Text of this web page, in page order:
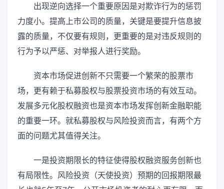
出现逆向选择一个重要原因是对欺诈行为的惩罚
力度小。提高上市公司的质量，关键是要提升信息披
露的质量，不仅要有规则，更重要的是对违反规则的
行为予以严惩、对举报人进行奖励。
资本市场促进创新不只需要一个繁荣的股票市
场，更有赖于私募股权与股票投资市场的有效互动。
发展多元化股权融资也是资本市场发挥创新金融职能
的重要一环。就私募股权与风险投资而言，有两个方
面的问题尤其值得关注。
一是投资期限长的特征使得股权融资服务创新也
有局限性。风险投资（天使投资）预期的回报期限最